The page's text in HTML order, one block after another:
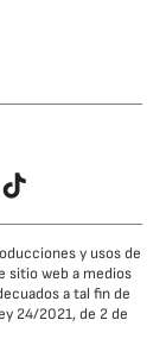
TikTok
y usos de
sitio web a medios
a tal fin de
24/2021, de 2 de